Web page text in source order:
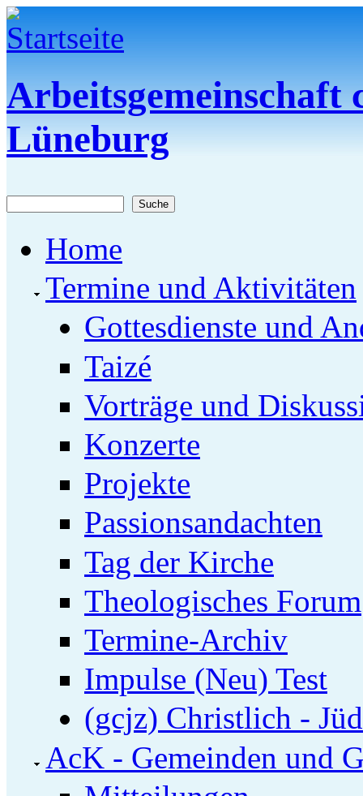
Direkt zum Inhalt
Lüneburg
Home
Termine und Aktivitäten
Gottesdienste und
Taizé
Vorträge und
Konzerte
Projekte
Passionsandachten
Tag der Kirche
Theologisches Forum
Termine-Archiv
Impulse (Neu) Test
(gcjz) Christlich -
AcK - Gemeinden und